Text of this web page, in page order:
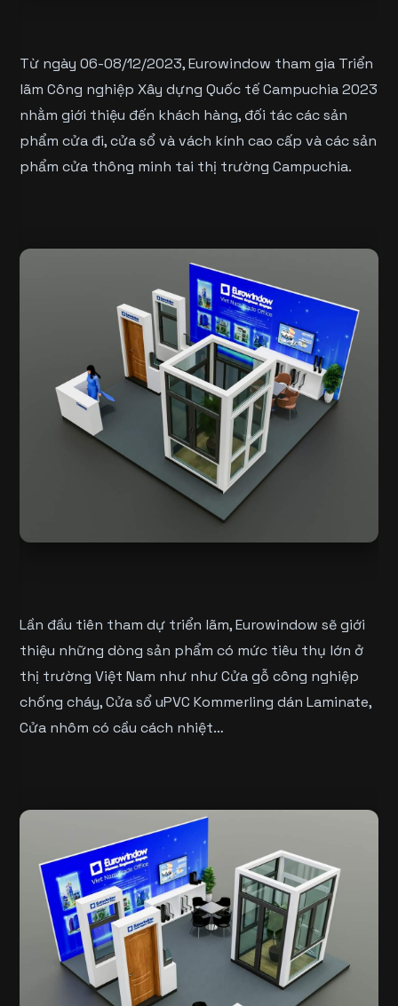
Từ ngày 06-08/12/2023, Eurowindow tham gia Triển
lãm Công nghiệp Xây dựng Quốc tế Campuchia 2023
nhằm giới thiệu đến khách hàng, đối tác các sản
phẩm cửa đi, cửa sổ và vách kính cao cấp và các sản
phẩm cửa thông minh tai thị trường Campuchia.
Lần đầu tiên tham dự triển lãm, Eurowindow sẽ giới
thiệu những dòng sản phẩm có mức tiêu thụ lớn ở
thị trường Việt Nam như như Cửa gỗ công nghiệp
chống cháy, Cửa sổ uPVC Kommerling dán Laminate,
Cửa nhôm có cầu cách nhiệt…